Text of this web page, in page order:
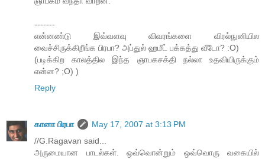
-------
என்னண்டு இவ்வளவு விவரங்களை விரல்நுனியில
வைச்சிருக்கிறீங்க பிரபா? அப்துல் ஹமீட் பக்கத்து வீடோ? :O)
(படிக்கிற காலத்தில இந்த ஞாபகசக்தி நல்லா உதவியிருக்கும்
என்ன? ;O) )
Reply
கானா பிரபா
May 17, 2007 at 3:13 PM
//G.Ragavan said...
அருமையான பாடல்கள். ஒவ்வொன்றும் ஒவ்வொரு வகையில்